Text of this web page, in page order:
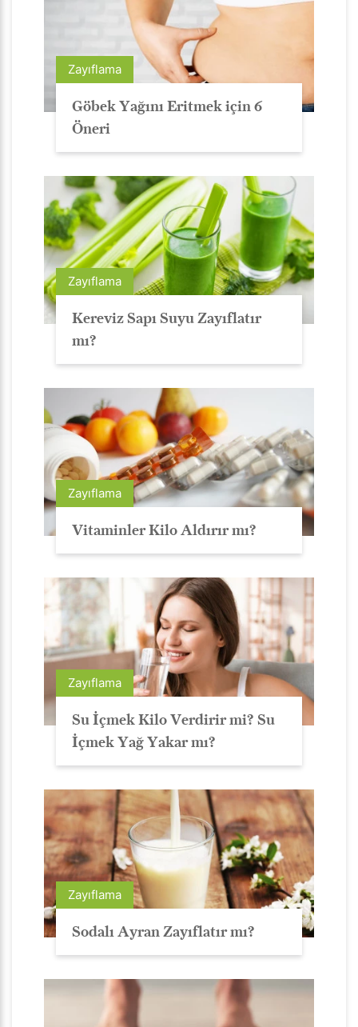
Zayıflama
Göbek Yağını Eritmek için 6
Öneri
Zayıflama
Kereviz Sapı Suyu Zayıflatır
mı?
Zayıflama
Vitaminler Kilo Aldırır mı?
Zayıflama
Su İçmek Kilo Verdirir mi? Su
İçmek Yağ Yakar mı?
Zayıflama
Sodalı Ayran Zayıflatır mı?